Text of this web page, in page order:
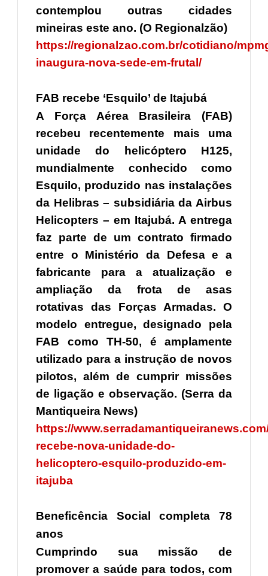
contemplou outras cidades
mineiras este ano. (O Regionalzão)
https://regionalzao.com.br/cotidiano/
inaugura-nova-sede-em-frutal/
FAB recebe ‘Esquilo’ de Itajubá
A Força Aérea Brasileira (FAB)
recebeu recentemente mais uma
unidade do helicóptero H125,
mundialmente conhecido como
Esquilo, produzido nas instalações
da Helibras – subsidiária da Airbus
Helicopters – em Itajubá. A entrega
faz parte de um contrato firmado
entre o Ministério da Defesa e a
fabricante para a atualização e
ampliação da frota de asas
rotativas das Forças Armadas. O
modelo entregue, designado pela
FAB como TH-50, é amplamente
utilizado para a instrução de novos
pilotos, além de cumprir missões
de ligação e observação. (Serra da
Mantiqueira News)
https://
recebe-nova-unidade-do-
helicoptero-esquilo-produzido-em-
itajuba
Beneficência Social completa 78
anos
Cumprindo sua missão de
promover a saúde para todos, com